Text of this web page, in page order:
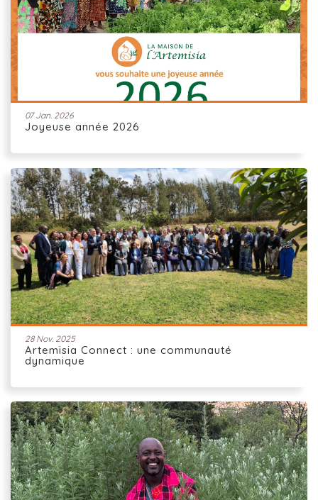
07 Jan. 2026
Joyeuse année 2026
28 Nov. 2025
Artemisia Connect : une communauté
dynamique